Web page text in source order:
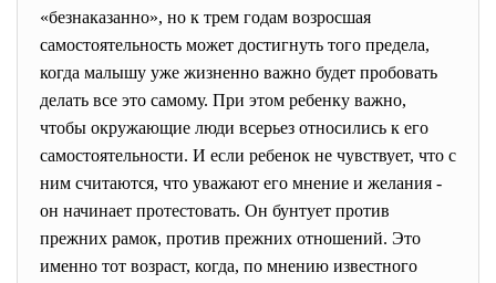
«безнаказанно», но к трем годам возросшая
самостоятельность может достигнуть того предела,
когда малышу уже жизненно важно будет пробовать
делать все это самому. При этом ребенку важно,
чтобы окружающие люди всерьез относились к его
самостоятельности. И если ребенок не чувствует, что с
ним считаются, что уважают его мнение и желания -
он начинает протестовать. Он бунтует против
прежних рамок, против прежних отношений. Это
именно тот возраст, когда, по мнению известного